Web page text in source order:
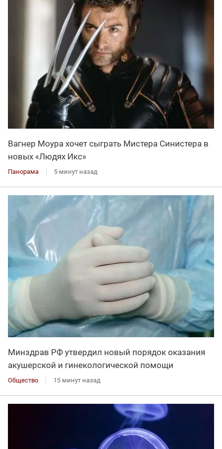
Вагнер Моура хочет сыграть Мистера Синистера в
новых «Людях Икс»
Панорама 5 минут назад
Минздрав РФ утвердил новый порядок оказания
акушерской и гинекологической помощи
Общество 15 минут назад